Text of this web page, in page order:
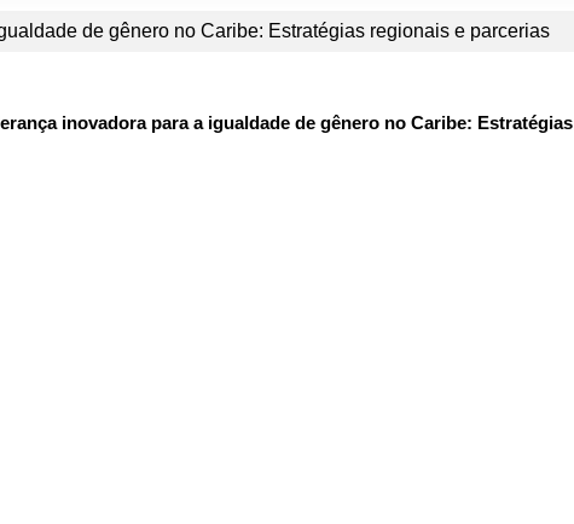
de gênero no Caribe: Estratégias regionais e parcerias
inovadora para a igualdade de gênero no Caribe: Estratégias